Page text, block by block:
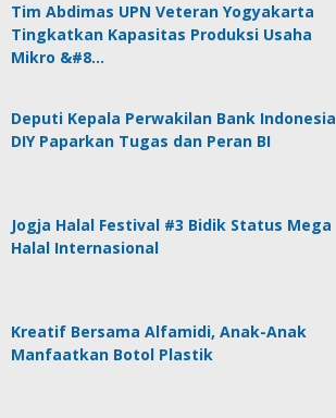
Tim Abdimas UPN Veteran Yogyakarta
Tingkatkan Kapasitas Produksi Usaha
Mikro &#8…
Deputi Kepala Perwakilan Bank Indonesia
DIY Paparkan Tugas dan Peran BI
Jogja Halal Festival #3 Bidik Status Mega
Halal Internasional
Kreatif Bersama Alfamidi, Anak-Anak
Manfaatkan Botol Plastik